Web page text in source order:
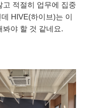
적절히 업무에 집중
HIVE(하이브)는 이
야 할 것 같네요.